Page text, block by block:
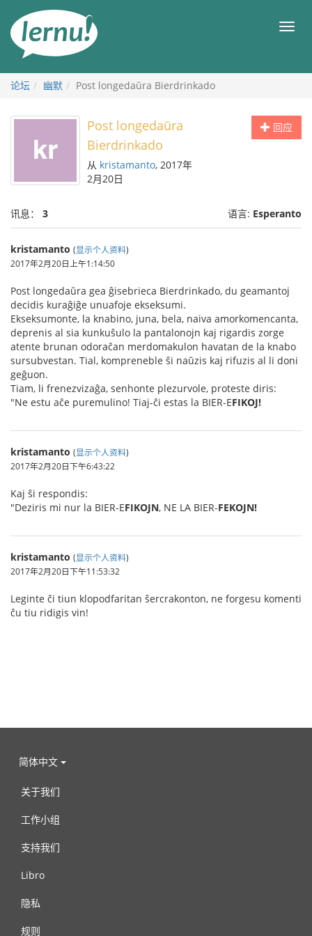
目
论坛 幽默 Post longedaŭra Bierdrinkado
回应
Post longedaŭra
Bierdrinkado
从 kristamanto, 2017年
2月20日
讯息： 3 语言: Esperanto
kristamanto (显示个人资料)
2017年2月20日上午1:14:50
Post longedaŭra gea ĝisebrieca Bierdrinkado, du geamantoj
decidis kuraĝiĝe unuafoje ekseksumi.
Ekseksumonte, la knabino, juna, bela, naiva amorkomencanta,
deprenis al sia kunkuŝulo la pantalonojn kaj rigardis zorge
atente brunan odoraĉan merdomakulon havatan de la knabo
sursubvestan. Tial, kompreneble ŝi naŭzis kaj rifuzis al li doni
geĝuon.
Tiam, li frenezvizaĝa, senhonte plezurvole, proteste diris:
"Ne estu aĉe puremulino! Tiaj-ĉi estas la BIER-EFIKOJ!
kristamanto (显示个人资料)
2017年2月20日下午6:43:22
Kaj ŝi respondis:
"Deziris mi nur la BIER-EFIKOJN, NE LA BIER-FEKOJN!
kristamanto (显示个人资料)
2017年2月20日下午11:53:32
Leginte ĉi tiun klopodfaritan ŝercrakonton, ne forgesu komenti
ĉu tiu ridigis vin!
简体中文
关于我们
工作小组
支持我们
Libro
隐私
规则